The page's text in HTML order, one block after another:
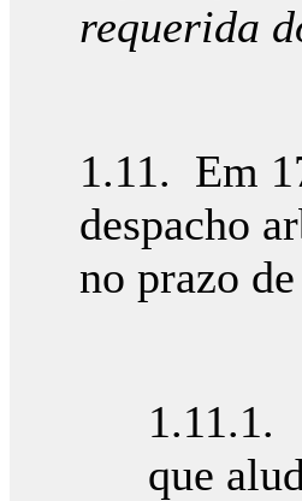
requerida
1.11. Em
despacho
no prazo
1.11.1.
que